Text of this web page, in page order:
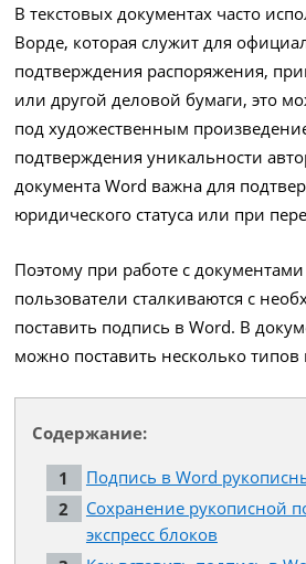
В текстовых документах часто
Ворде, которая служит для
подтверждения распоряжения,
или другой деловой бумаги, это
под художественным
подтверждения уникальности
документа Word важна для
юридического статуса или при
Поэтому при работе с
пользователи сталкиваются с
поставить подпись в Word. В
можно поставить несколько типов
Содержание:
Подпись в Word
Сохранение рукописной
экспресс блоков